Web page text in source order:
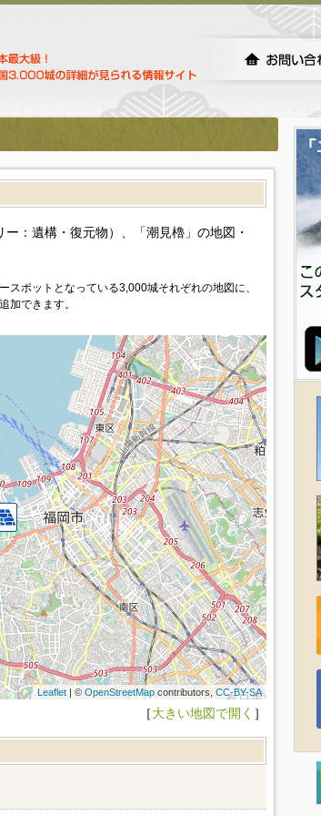
：遺構・復元物）、「潮見櫓」の地図・
スポットとなっている3,000城それぞれの地図に、
加できます。
Leaflet| © OpenStreetMapcontributors,CC-BY-SA
［大きい地図で開く ］